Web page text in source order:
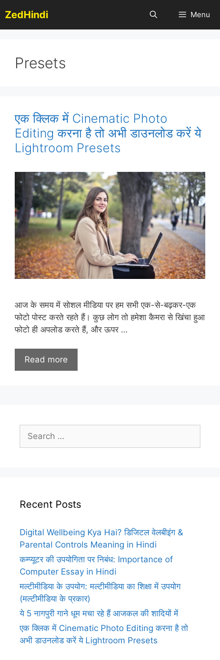
to
content
ZedHindi Menu
Presets
एक क्लिक में Cinematic Photo
Editing करना है तो अभी डाउनलोड करें ये
Lightroom Presets
आज के समय में सोशल मीडिया पर हम सभी एक-से-बढ़कर-एक
फोटो पोस्ट करते रहते हैं। कुछ लोग तो हमेशा कैमरा से खिंचा हुआ
फोटो ही अपलोड करते हैं, और ऊपर …
Read more
for:
Recent Posts
Digital Wellbeing Kya Hai? डिजिटल वेलबीइंग &
Parental Controls Meaning in Hindi
कम्प्यूटर की उपयोगिता पर निबंध: Importance of
Computer Essay in Hindi
मल्टीमीडिया के उपयोग: मल्टीमीडिया का शिक्षा में उपयोग
(मल्टीमीडिया के प्रकार)
ये 5 नागपुरी गाने धूम मचा रहे हैं आजकल की शादियों में
एक क्लिक में Cinematic Photo Editing करना है तो
अभी डाउनलोड करें ये Lightroom Presets